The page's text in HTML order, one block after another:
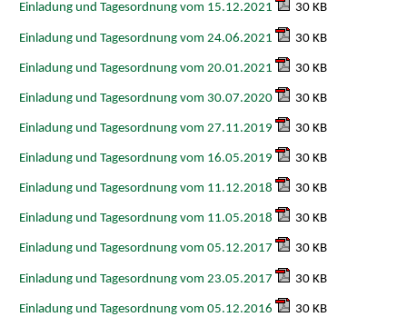
Einladung und Tagesordnung vom 15.12.2021 30 KB
Einladung und Tagesordnung vom 24.06.2021 30 KB
Einladung und Tagesordnung vom 20.01.2021 30 KB
Einladung und Tagesordnung vom 30.07.2020 30 KB
Einladung und Tagesordnung vom 27.11.2019 30 KB
Einladung und Tagesordnung vom 16.05.2019 30 KB
Einladung und Tagesordnung vom 11.12.2018 30 KB
Einladung und Tagesordnung vom 11.05.2018 30 KB
Einladung und Tagesordnung vom 05.12.2017 30 KB
Einladung und Tagesordnung vom 23.05.2017 30 KB
Einladung und Tagesordnung vom 05.12.2016 30 KB